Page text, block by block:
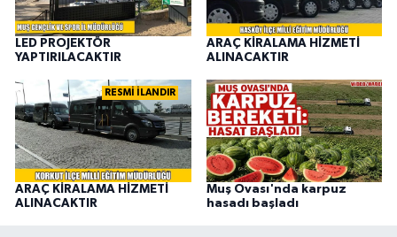
LED PROJEKTÖR
YAPTIRILACAKTIR
ARAÇ KİRALAMA HİZMETİ
ALINACAKTIR
RESMİ İLANDIR
ARAÇ KİRALAMA HİZMETİ
ALINACAKTIR
Muş Ovası'nda karpuz
hasadı başladı